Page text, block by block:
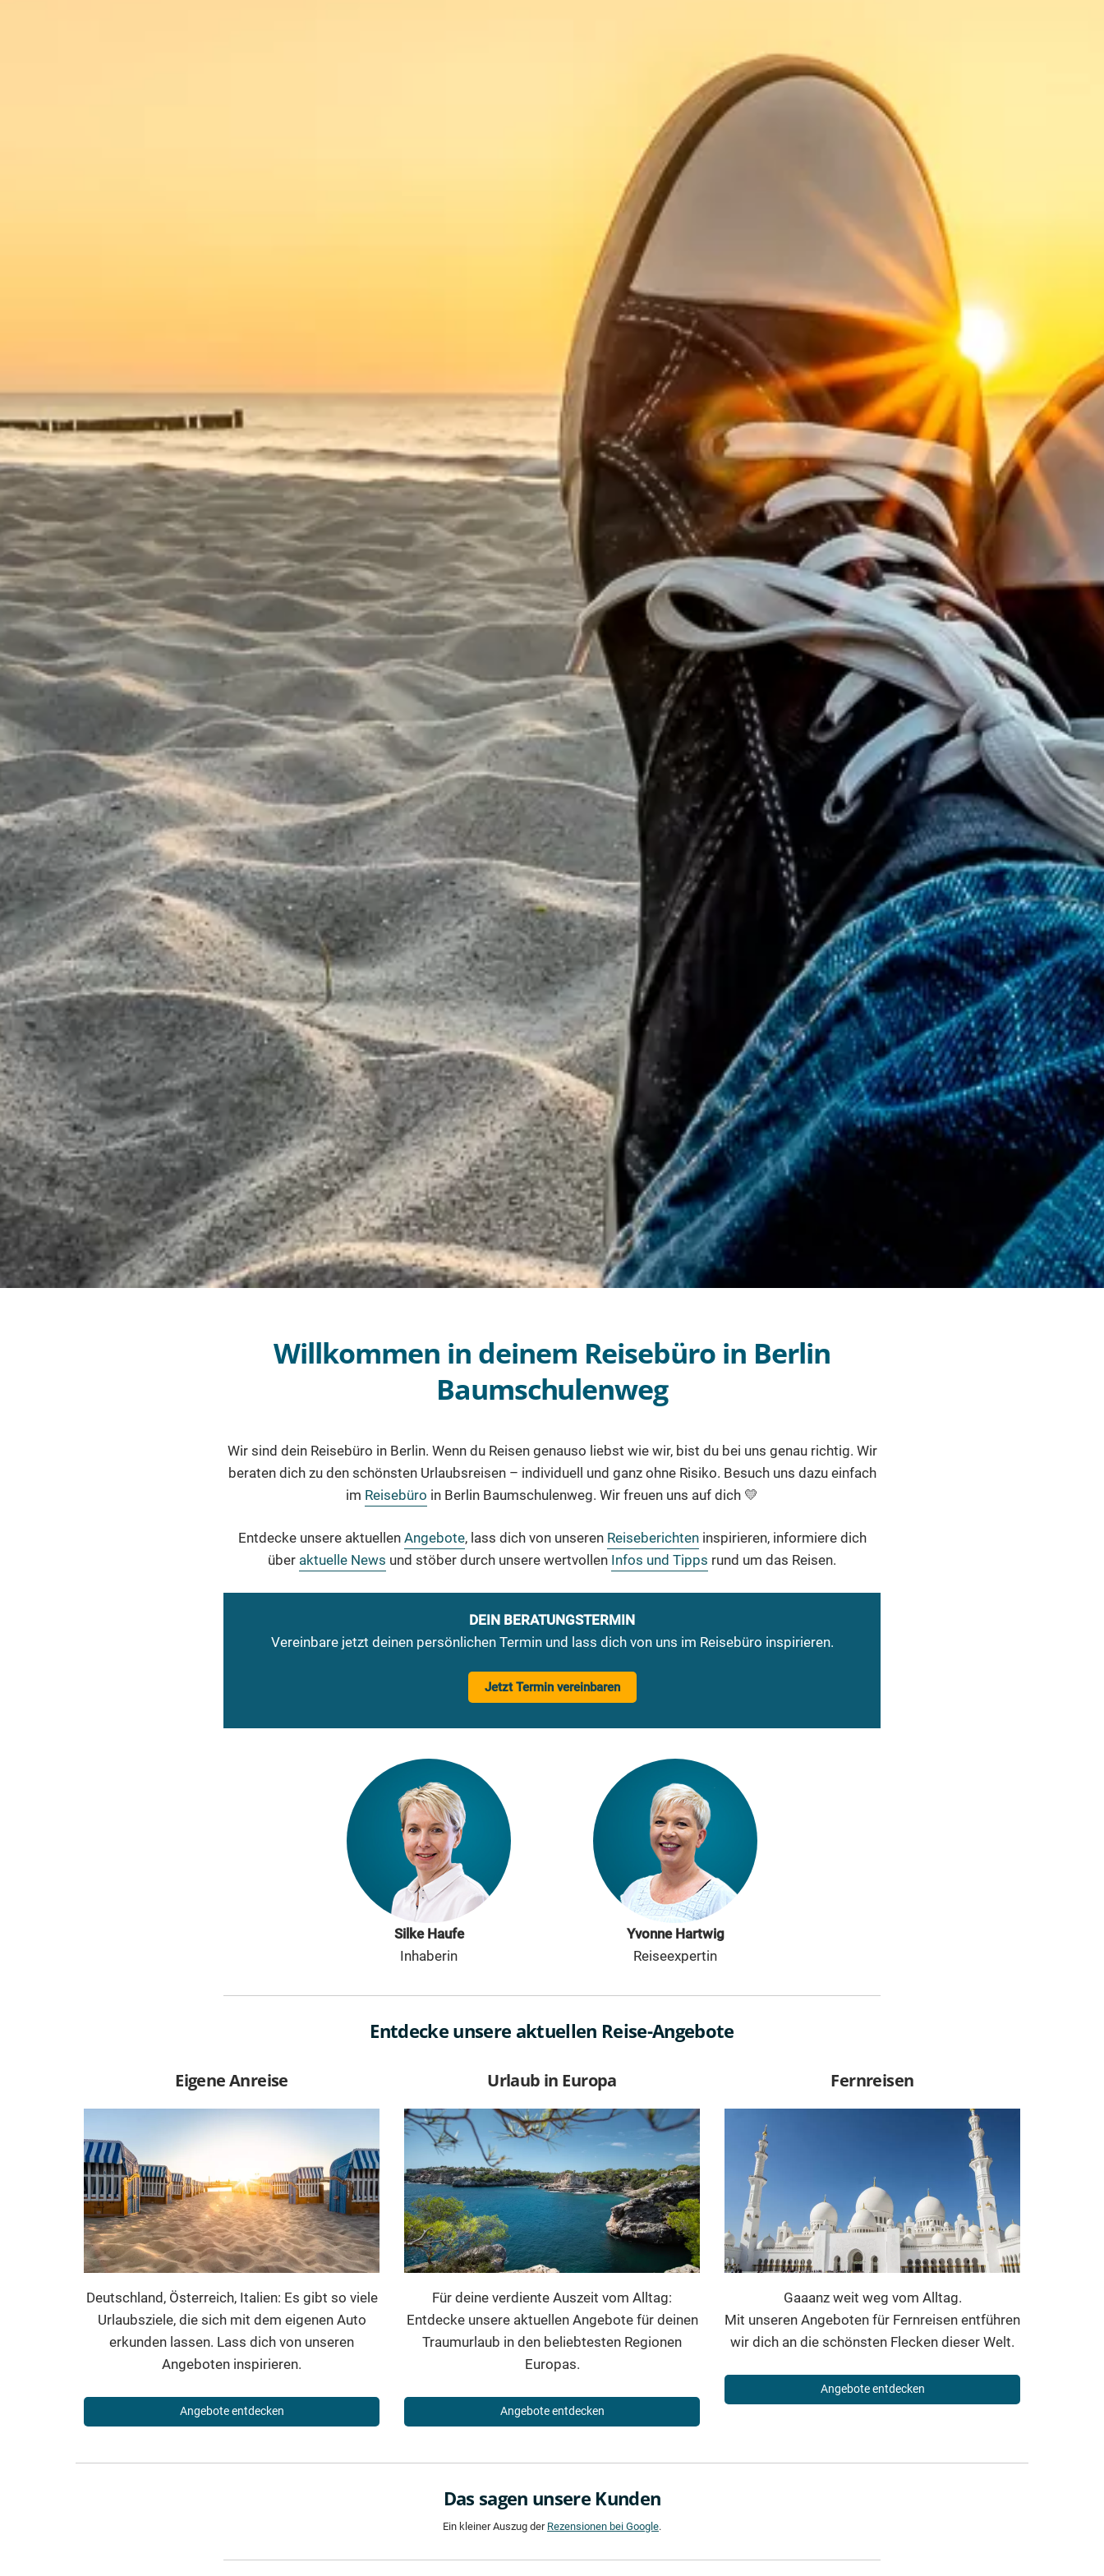
Willkommen in deinem Reisebüro in Berlin
Baumschulenweg
Wir sind dein Reisebüro in Berlin. Wenn du Reisen genauso liebst wie wir, bist du bei uns genau richtig. Wir
beraten dich zu den schönsten Urlaubsreisen – individuell und ganz ohne Risiko. Besuch uns dazu einfach
im Reisebüro in Berlin Baumschulenweg. Wir freuen uns auf dich 💛
Entdecke unsere aktuellen Angebote, lass dich von unseren Reiseberichteninspirieren, informiere dich
über aktuelle News und stöber durch unsere wertvollen Infos und Tipps rund um das Reisen.
DEIN BERATUNGSTERMIN
Vereinbare jetzt deinen persönlichen Termin und lass dich von uns im Reisebüro inspirieren.
Jetzt Termin vereinbaren
Silke Haufe
Inhaberin
Yvonne Hartwig
Reiseexpertin
Entdecke unsere aktuellen Reise-Angebote
Eigene Anreise
Deutschland, Österreich, Italien: Es gibt so viele
Urlaubsziele, die sich mit dem eigenen Auto
erkunden lassen. Lass dich von unseren
Angeboten inspirieren.
Angebote entdecken
Urlaub in Europa
Für deine verdiente Auszeit vom Alltag:
Entdecke unsere aktuellen Angebote für deinen
Traumurlaub in den beliebtesten Regionen
Europas.
Angebote entdecken
Fernreisen
Gaaanz weit weg vom Alltag.
Mit unseren Angeboten für Fernreisen entführen
wir dich an die schönsten Flecken dieser Welt.
Angebote entdecken
Das sagen unsere Kunden
Ein kleiner Auszug der Rezensionen bei Google.